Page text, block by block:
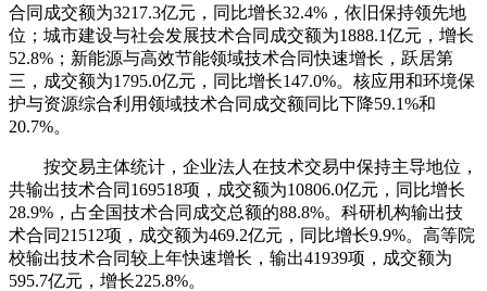
合同成交额为3217.3亿元，同比增长32.4%，依旧保持领先地
位；城市建设与社会发展技术合同成交额为1888.1亿元，增长
52.8%；新能源与高效节能领域技术合同快速增长，跃居第
三，成交额为1795.0亿元，同比增长147.0%。核应用和环境保
护与资源综合利用领域技术合同成交额同比下降59.1%和
20.7%。
按交易主体统计，企业法人在技术交易中保持主导地位，
共输出技术合同169518项，成交额为10806.0亿元，同比增长
28.9%，占全国技术合同成交总额的88.8%。科研机构输出技
术合同21512项，成交额为469.2亿元，同比增长9.9%。高等院
校输出技术合同较上年快速增长，输出41939项，成交额为
595.7亿元，增长225.8%。